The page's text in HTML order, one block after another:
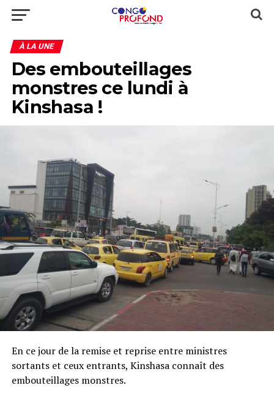
À LA UNE
Des embouteillages
monstres ce lundi à
Kinshasa !
En ce jour de la remise et reprise entre ministres
sortants et ceux entrants, Kinshasa connaît des
embouteillages monstres.